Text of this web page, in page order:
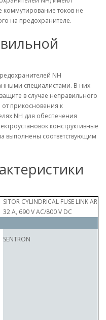
коммутирование токов не
на предохранителе.
NH
специалистами. В них
в случае неправильного
прикосновения к
NH для обеспечения
конструктивные
выполнены соответствующим
SITOR CYLINDRICAL FUSE LINK AR
32 A, 690 V AC/800 V DC
SENTRON